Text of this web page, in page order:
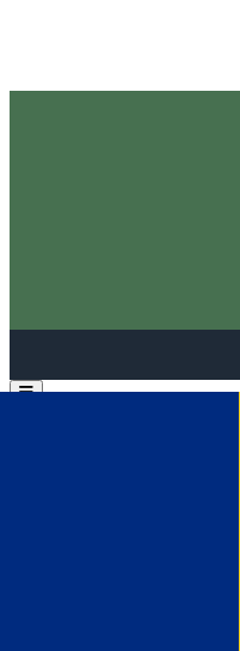
Open main menu